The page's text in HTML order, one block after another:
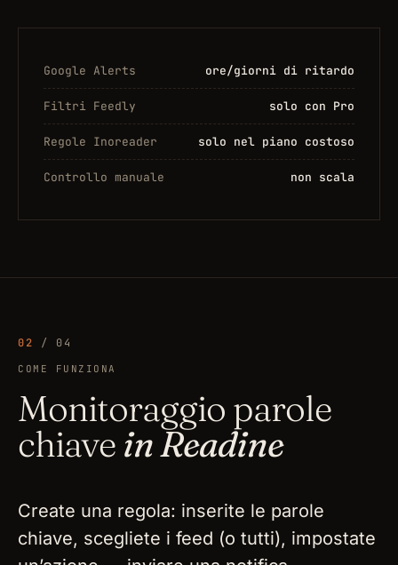
Google Alerts ore/giorni di ritardo
Filtri Feedly solo con Pro
Regole Inoreader solo nel piano costoso
Controllo manuale non scala
02 / 04
COME FUNZIONA
Monitoraggio parole
chiave in Readine
Create una regola: inserite le parole
chiave, scegliete i feed (o tutti), impostate